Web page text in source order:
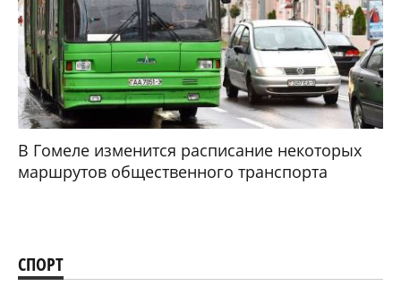
В Гомеле изменится расписание некоторых
маршрутов общественного транспорта
СПОРТ